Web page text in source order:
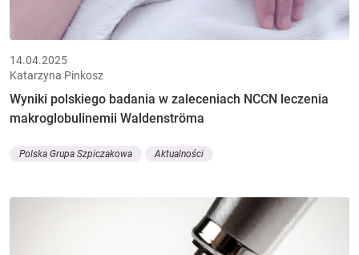
14.04.2025
Katarzyna Pinkosz
Wyniki polskiego badania w zaleceniach NCCN leczenia
makroglobulinemii Waldenströma
Polska Grupa Szpiczakowa Aktualności